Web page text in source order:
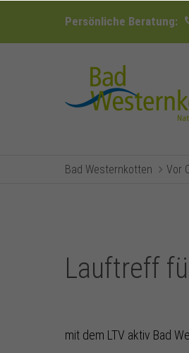
Persönliche Beratung:
Bad Westernkotten Vor
Lauftreff
mit dem LTV aktiv Bad